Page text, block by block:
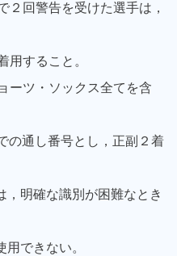
２回警告を受けた選手は，
用すること。
ーツ・ソックス全てを含
の通し番号とし，正副２着
明確な識別が困難なとき
できない。